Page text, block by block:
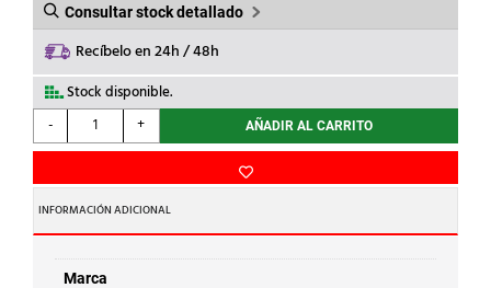
Consultar stock detallado
Recíbelo en 24h / 48h
Stock disponible.
-
SOFAMEL
-
Cu
M-
185
cantidad
+ AÑADIR AL CARRITO
INFORMACIÓN ADICIONAL
Marca